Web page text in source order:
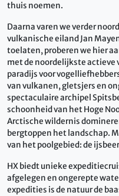
thuis noemen.
Daarna varen we verder
vulkanische eiland Jan
toelaten, proberen we hier
met de noordelijkste actieve
paradijs voor
van vulkanen, gletsjers en
spectaculaire archipel
schoonheid van het Hoge
Arctische wildernis
bergtoppen het landschap.
van het poolgebied: de
HX biedt unieke
afgelegen en ongerepte
expedities is de natuur de